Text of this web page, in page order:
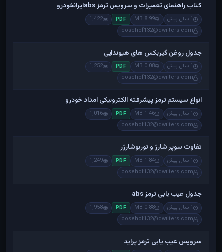
کتاب راهنمای تعمیرات و سرویس ترمز absایرانخودرو
1 سال پیش 8.99 MB
PDF
1,422
cosehof132@dwriters.com
جدول روغن گیربکس های هیوندایی
1 سال پیش 0.08 MB
PDF
1,252
cosehof132@dwriters.com
انواع سیستم ترمز پیشرفته الکترونیکی امداد خودرو
1 سال پیش 1.46 MB
PDF
1,016
cosehof132@dwriters.com
تفاوت سوپر شارژ و توربوشارژر
1 سال پیش 1.84 MB
PDF
1,249
cosehof132@dwriters.com
جدول عیب یابی ترمز abs
1 سال پیش 0.88 MB
PDF
1,958
cosehof132@dwriters.com
سرویس عیب یابی ترمز پراید